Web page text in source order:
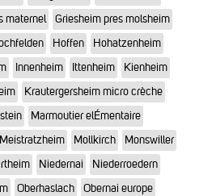
maternel
Griesheim pres molsheim
Hoffen
Hohatzenheim
Innenheim Ittenheim
Kienheim
Krautergersheim micro crèche
Marmoutier elÉmentaire
Meistratzheim Mollkirch
Monswiller
Niedernai
Niederroedern
Oberhaslach
Obernai europe